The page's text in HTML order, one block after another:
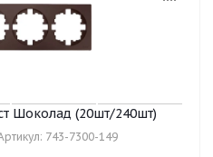
Шоколад (20шт/240шт)
743-7300-149